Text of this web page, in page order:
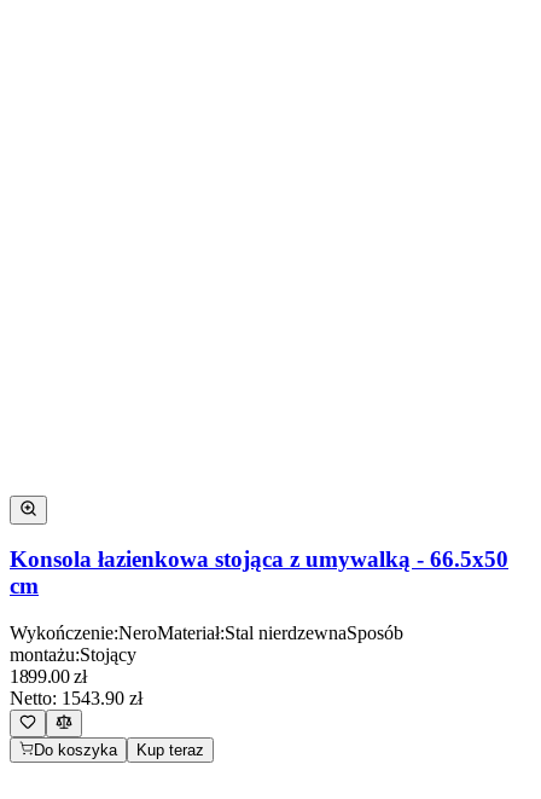
Konsola łazienkowa stojąca z umywalką - 66.5x50
cm
Wykończenie:NeroMateriał:Stal nierdzewnaSposób
montażu:Stojący
1899.00zł
Netto: 1543.90 zł
Do koszyka Kup teraz